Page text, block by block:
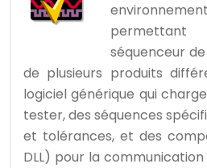
séquenceur
de plusieurs produits
logiciel générique qui
tester, des séquences
et tolérances, et des
DLL) pour la